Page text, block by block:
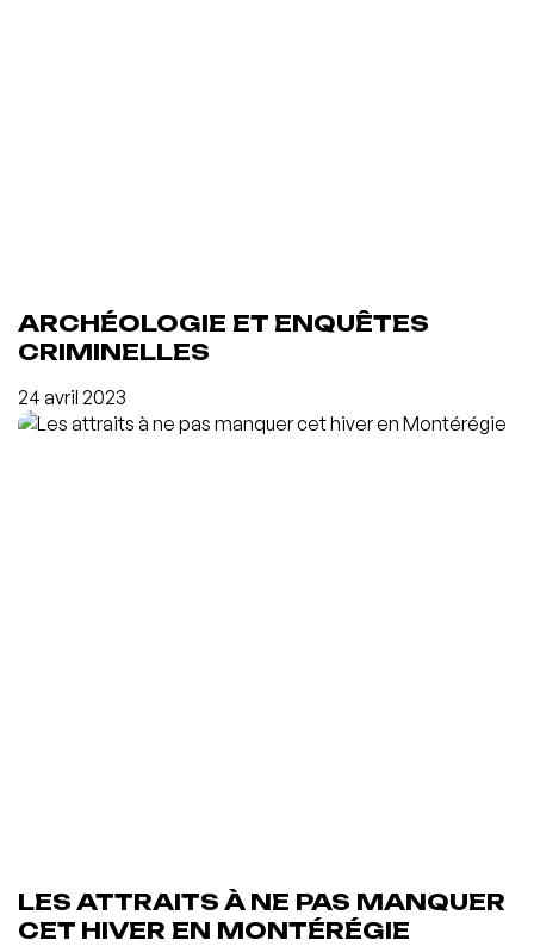
ARCHÉOLOGIE ET ENQUÊTES
CRIMINELLES
24 avril 2023
LES ATTRAITS À NE PAS MANQUER
CET HIVER EN MONTÉRÉGIE